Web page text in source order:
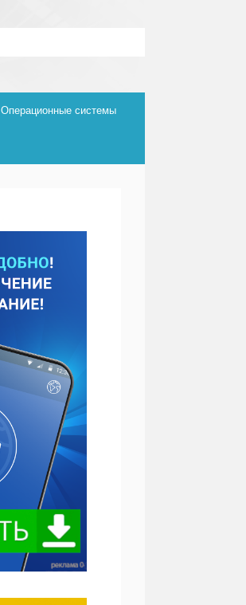
Операционные системы